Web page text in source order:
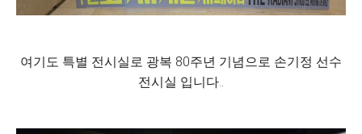
여기도 특별 전시실로 광복 80주년 기념으로 손기정 선수
전시실 입니다..